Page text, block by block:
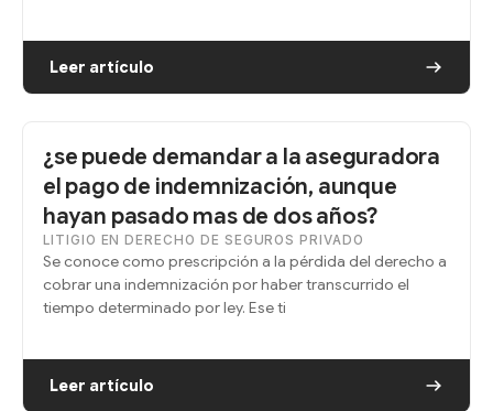
Leer artículo
¿se puede demandar a la aseguradora
el pago de indemnización, aunque
hayan pasado mas de dos años?
LITIGIO EN DERECHO DE SEGUROS PRIVADO
Se conoce como prescripción a la pérdida del derecho a
cobrar una indemnización por haber transcurrido el
tiempo determinado por ley. Ese ti
Leer artículo